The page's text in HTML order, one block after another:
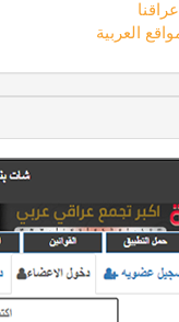
العربية